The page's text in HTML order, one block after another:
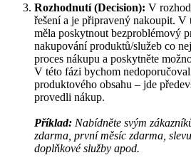
Rozhodnutí (Decision): V
řešení a je připravený nakoupit. V
měla poskytnout bezproblémový
nakupování produktů/služeb co
proces nákupu a poskytněte
V této fázi bychom
produktového obsahu – jde
provedli nákup.
Příklad: Nabídněte svým
zdarma, první měsíc zdarma,
doplňkové služby apod.